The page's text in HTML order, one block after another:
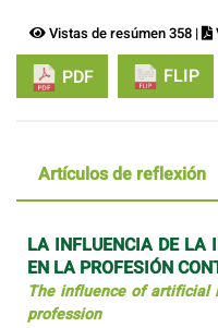
Vistas de resúmen 358 |
PDF FLIP
Artículos de reflexión
LA INFLUENCIA DE LA
EN LA PROFESIÓN
The influence of artificial
profession